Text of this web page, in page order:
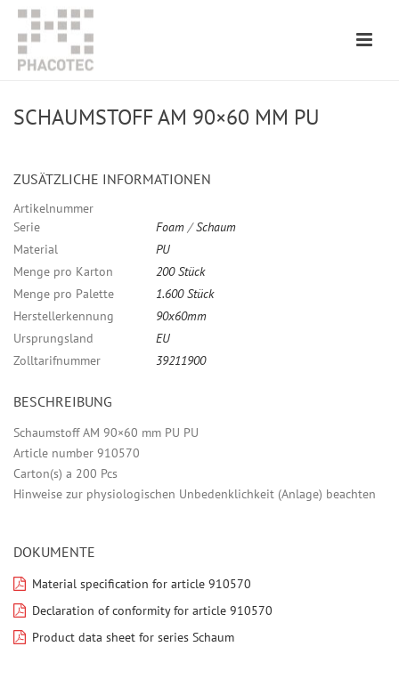
SCHAUMSTOFF AM 90×60 MM PU
ZUSÄTZLICHE INFORMATIONEN
Artikelnummer
Serie
Foam /Schaum
Material
PU
Menge pro Karton
200 Stück
Menge pro Palette
1.600 Stück
Herstellerkennung
90x60mm
Ursprungsland
EU
Zolltarifnummer
39211900
BESCHREIBUNG
Schaumstoff AM 90×60 mm PU PU
Article number 910570
Carton(s) a 200 Pcs
Hinweise zur physiologischen Unbedenklichkeit (Anlage) beachten
DOKUMENTE
Material specification for article 910570
Declaration of conformity for article 910570
Product data sheet for series Schaum